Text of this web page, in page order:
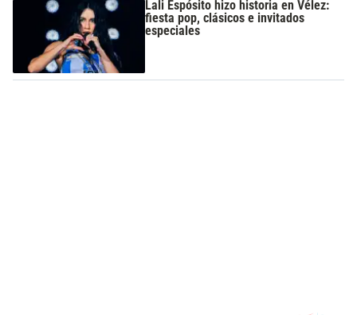
Lali Espósito hizo historia en Vélez:
fiesta pop, clásicos e invitados
especiales